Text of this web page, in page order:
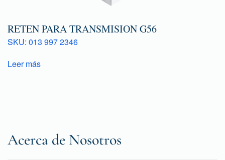
RETEN PARA TRANSMISION G56
SKU: 013 997 2346
Leer más
Acerca de Nosotros